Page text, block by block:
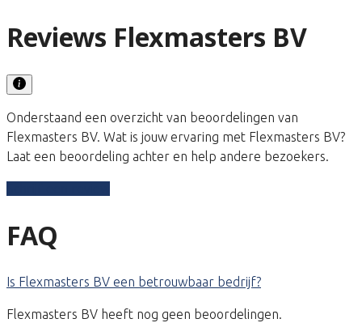
Reviews Flexmasters BV
Onderstaand een overzicht van beoordelingen van
Flexmasters BV. Wat is jouw ervaring met Flexmasters BV?
Laat een beoordeling achter en help andere bezoekers.
FAQ
Is Flexmasters BV een betrouwbaar bedrijf?
Flexmasters BV heeft nog geen beoordelingen.